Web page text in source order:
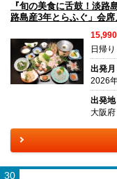
『旬の美食に舌鼓！淡
路島産3年とらふぐ」会
日帰り
出発月
2026
出発地
大阪府
30